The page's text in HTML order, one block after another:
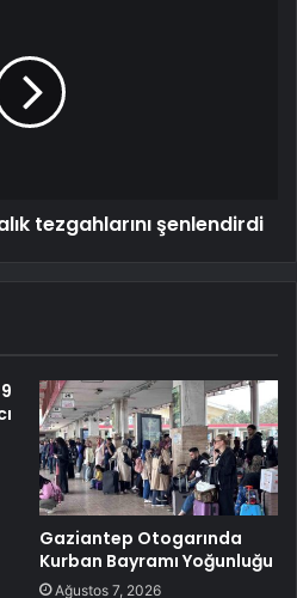
tezgahlarını şenlendirdi
Gaziantep Otogarında
Kurban Bayramı Yoğunluğu
Ağustos 7, 2026